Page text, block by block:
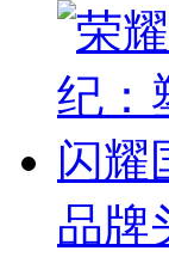
品牌